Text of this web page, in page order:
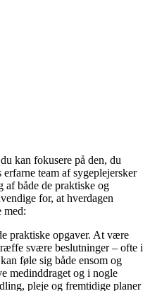
kan fokusere på den, du
team af sygeplejersker
af både de praktiske og
for, at hverdagen
med:
praktiske opgaver. At være
svære beslutninger – ofte i
føle sig både ensom og
medinddraget og i nogle
pleje og fremtidige planer